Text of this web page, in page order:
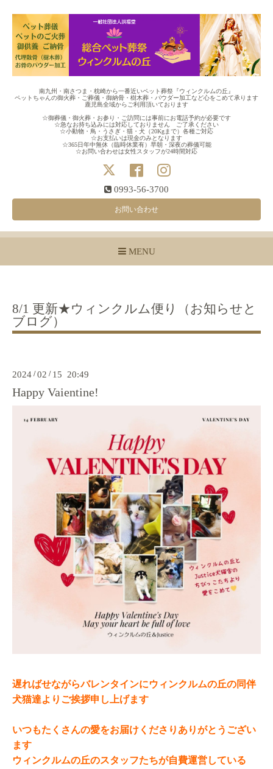
南九州・南さつま・枕崎から一番近いペット葬祭『ウィンクルムの丘』
ペットちゃんの御火葬・ご葬儀・御納骨・樹木葬・パウダー加工など心をこめて承ります
鹿児島全域からご利用頂いております
☆御葬儀・御火葬・お参り・ご訪問には事前にお電話予約が必要です
☆急なお持ち込みには対応しておりません ご了承ください
☆小動物・鳥・うさぎ・猫・犬（20Kgまで）各種ご対応
☆お支払いは現金のみとなります
☆365日年中無休（臨時休業有）早朝・深夜の葬儀可能
☆お問い合わせは女性スタッフが24時間対応
0993-56-3700
お問い合わせ
MENU
8/1 更新★ウィンクルム便り（お知らせと
ブログ）
2024 /02 / 15 20:49
Happy Vaientine!
遅ればせながらバレンタインにウィンクルムの丘の同伴
犬猫達よりご挨拶申し上げます
いつもたくさんの愛をお届けくださりありがとうござい
ます
ウィンクルムの丘のスタッフたちが自費運営している